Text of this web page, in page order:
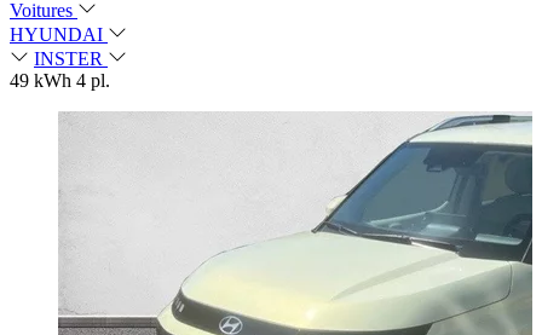
Voitures
HYUNDAI
INSTER
49 kWh 4 pl.